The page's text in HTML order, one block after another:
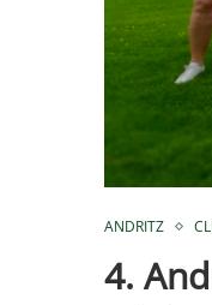
ANDRITZ
4.